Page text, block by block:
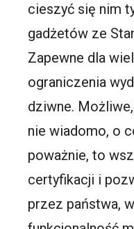
cieszyć się nim
gadżetów ze
Zapewne dla
ograniczenia
dziwne.
nie wiadomo, o
poważnie, to
certyfikacji i
przez państwa,